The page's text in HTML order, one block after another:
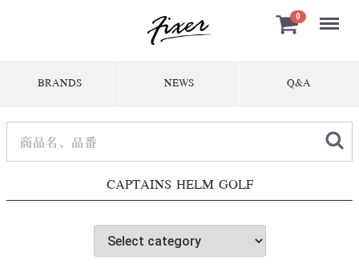
0 Menu
BRANDS NEWS Q&A
CAPTAINS HELM GOLF